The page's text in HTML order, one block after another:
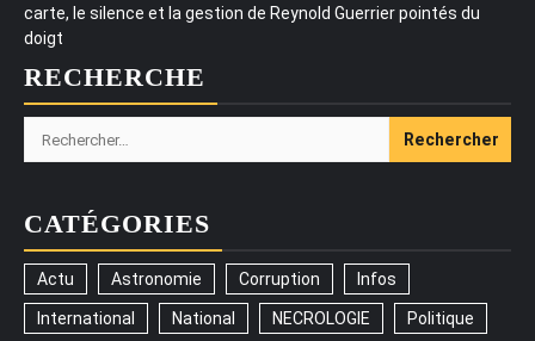
carte, le silence et la gestion de Reynold Guerrier pointés du
doigt
RECHERCHE
Rechercher :
CATÉGORIES
Actu Astronomie Corruption Infos
International National NECROLOGIE Politique